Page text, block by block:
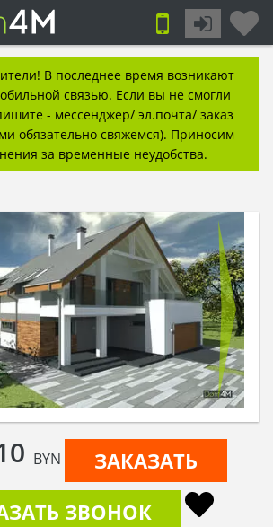
В последнее время возникают
связью. Если вы не смогли
- мессенджер/ эл.почта/ заказ
обязательно свяжемся). Приносим
за временные неудобства.
BYN
ЗАКАЗАТЬ
ЗВОНОК